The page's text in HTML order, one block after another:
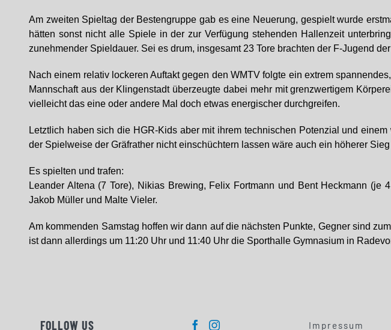
Am zweiten Spieltag der Bestengruppe gab es eine Neuerung, gespielt wurde
hätten sonst nicht alle Spiele in der zur Verfügung stehenden Hallenzeit
zunehmender Spieldauer. Sei es drum, insgesamt 23 Tore brachten der F-Jugend
Nach einem relativ lockeren Auftakt gegen den WMTV folgte ein extrem
Mannschaft aus der Klingenstadt überzeugte dabei mehr mit grenzwertigem
vielleicht das eine oder andere Mal doch etwas energischer durchgreifen.
Letztlich haben sich die HGR-Kids aber mit ihrem technischen Potenzial und
der Spielweise der Gräfrather nicht einschüchtern lassen wäre auch ein höherer
Es spielten und trafen:
Leander Altena (7 Tore), Nikias Brewing, Felix Fortmann und Bent Heckmann
Jakob Müller und Malte Vieler.
Am kommenden Samstag hoffen wir dann auf die nächsten Punkte, Gegner sind
ist dann allerdings um 11:20 Uhr und 11:40 Uhr die Sporthalle Gymnasium in
FOLLOW US Impressum